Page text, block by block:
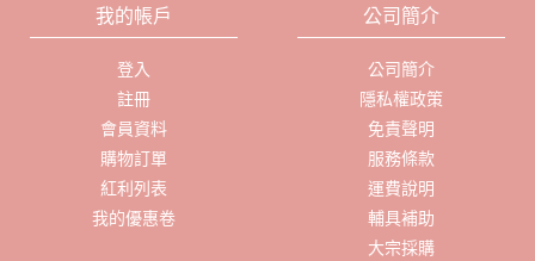
我的帳戶
登入
註冊
會員資料
購物訂單
紅利列表
我的優惠卷
公司簡介
公司簡介
隱私權政策
免責聲明
服務條款
運費說明
輔具補助
大宗採購